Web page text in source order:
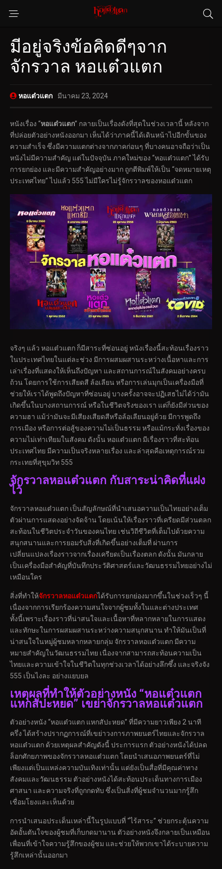
มีอยู่จริงข้อคิดดีๆจาก
จักรวาล หอแต๋วแตก
หอแต๋วแตก มีนาคม 23, 2024
หนังเรื่อง “หอแต๋วแตก” กลายเป็นเรื่องดังที่สุดในช่วงเวลานี้ หลังจาก
ที่ปล่อยตัวอย่างหนังออกมา เห็นได้ว่าภาคนี้ได้เดินหน้าไปอีกขั้นของ
ความสำเร็จ ซึ่งมีความแตกต่างจากภาคก่อนๆ ที่บางคนอาจถือว่าเป็น
หนังไม่มีความสำคัญ แต่ในปัจจุบัน ภาคใหม่ของ “หอแต๋วแตก” ได้รับ
การยกย่อง และมีความสำคัญอย่างมาก ถูกตีพิมพ์ให้เป็น “จดหมายเหตุ
ประเทศไทย” ไปแล้ว 555 ไม่มีใครไม่รู้จักรวาลของหอแต๋วแตก
จริงๆ แล้ว หอแต๋วแตก ก็มีสาระที่ซ่อนอยู่ หนังเรื่องนี้สะท้อนเรื่องราว
ในประเทศไทยในแต่ละช่วง มีการผสมผสานระหว่างเนื้อหาและการ
เล่าเรื่องที่แสดงให้เห็นถึงปัญหา และสถานการณ์ในสังคมอย่างครบ
ถ้วน โดยการใช้การเสียดสี ล้อเลียน หรือการเล่นมุกเป็นเครื่องมือที่
ช่วยให้เราได้พูดถึงปัญหาที่ซ่อนอยู่ บางครั้งอาจจะปฏิเสธไม่ได้ว่ามัน
เกิดขึ้นในบางสถานการณ์ หรือในชีวิตจริงของเรา แต่ก็ยังมีส่วนของ
ความฮา แม้ว่ามันจะมีเสียงเสียดสีหรือล้อเลียนอยู่ด้วย มีการพูดถึง
การเมือง หรือการต่อสู้ของความไม่เป็นธรรม หรือแม้กระทั่งเรื่องของ
ความไม่เท่าเทียมในสังคม ดังนั้น หอแต๋วแตก มีเรื่องราวที่สะท้อน
ประเทศไทย มีความเป็นจริงหลายเรื่อง และล่าสุดคือเหตุการณ์รวม
กระเทยที่สุขุมวิท 555
จักรวาลหอแต๋วแตก กับสาระน่าคิดที่แฝง
ไว้
จักรวาลหอแต๋วแตก เป็นสัญลักษณ์ที่นำเสนอความเป็นไทยอย่างเต็ม
ตัวผ่านการแสดงอย่างจัดจ้าน โดยเน้นให้เรื่องราวที่เครียดมีส่วนตลก
สะท้อนในชีวิตประจำวันของคนไทย เช่นวิถีชีวิตที่เต็มไปด้วยความ
สนุกสนานและการยอมรับสิ่งที่เกิดขึ้นอย่างเต็มที่ ผ่านการ
เปลี่ยนแปลงเรื่องราวจากเรื่องเครียดเป็นเรื่องตลก ดังนั้น มันกลาย
เป็นเครื่องมือสำคัญที่บันทึกประวัติศาสตร์และวัฒนธรรมไทยอย่างไม่
เหมือนใคร
สิ่งที่ทำให้จักรวาลหอแต๋วแตกได้รับการยกย่องมากขึ้นในช่วงเร็วๆ นี้
เนื่องจากการเรียกร้องความสนใจจากผู้ชมทั้งในและต่างประเทศ
ทั้งนี้เพราะเรื่องราวที่น่าสนใจและเนื้อหาที่หลากหลายในการแสดง
และทักษะในการผสมผสานระหว่างความสนุกสนาน ทำให้มันเป็นที่
น่าสนใจในหมู่ผู้ชมหลากหลายกลุ่ม จักรวาลหอแต๋วแตก มีความ
หมายสำคัญในวัฒนธรรมไทย เนื่องจากสามารถสะท้อนความเป็น
ไทยและความเข้าใจในชีวิตในทุกช่วงเวลาได้อย่างลึกซึ้ง และจริงจัง
555 เป็นไงละ อย่างแยบยล
เหตุผลที่ทำให้ตัวอย่างหนัง “หอแต๋วแตก
แหกสัปะหยด” เขย่าจักรวาลหอแต๋วแตก
ตัวอย่างหนัง “หอแต๋วแตก แหกสัปะหยด” ที่มีความยาวเพียง 2 นาที
ครึ่ง ได้สร้างปรากฏการณ์ที่เขย่าวงการภาพยนตร์ไทยและจักรวาล
หอแต๋วแตก ด้วยเหตุผลสำคัญดังนี้ ประการแรก ตัวอย่างหนังได้ปลด
ล็อกศักยภาพของจักรวาลหอแต๋วแตก โดยนำเสนอภาพยนตร์ที่ไม่
เพียงแต่เป็นแหล่งความบันเทิงเท่านั้น แต่ยังเป็นสื่อที่มีคุณค่าทาง
สังคมและวัฒนธรรม ตัวอย่างหนังได้สะท้อนประเด็นทางการเมือง
ศาสนา และความจริงที่ถูกกดทับ ซึ่งเป็นสิ่งที่ผู้ชมจำนวนมากรู้สึก
เชื่อมโยงและเห็นด้วย
การนำเสนอประเด็นเหล่านี้ในรูปแบบที่ “ไร้สาระ” ช่วยกระตุ้นความ
อัดอั้นตันใจของผู้ชมที่เก็บกดมานาน ตัวอย่างหนังจึงกลายเป็นเหมือน
เพื่อนที่เข้าใจความรู้สึกของผู้ชม และช่วยให้พวกเขาได้ระบายความ
รู้สึกเหล่านั้นออกมา